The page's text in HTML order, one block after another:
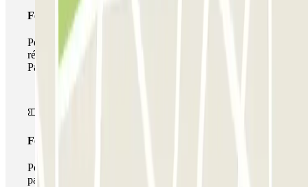
Forfait de stationnement multiple
Pendant votre séjour, vous pouvez utiliser l'ensemble du
réseau de parkings de cet opérateur disponible sur
Parclick.
Forfait illimité
Pendant votre séjour, vous pouvez entrer et sortir du
parking aussi souvent que vous le souhaitez.